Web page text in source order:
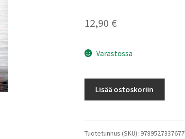
12,90 €
Varastossa
kipua
Lisää ostoskoriin
Tuotetunnus (SKU): 9789527337677